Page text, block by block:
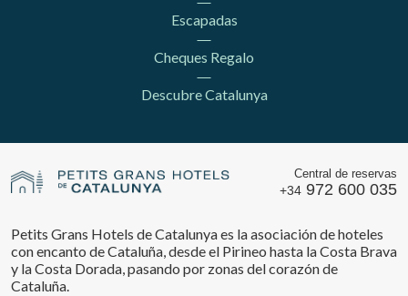
Escapadas
Cheques Regalo
Descubre Catalunya
Central de reservas
+34 972 600 035
Petits Grans Hotels de Catalunya es la asociación de hoteles
con encanto de Cataluña, desde el Pirineo hasta la Costa Brava
y la Costa Dorada, pasando por zonas del corazón de
Cataluña.